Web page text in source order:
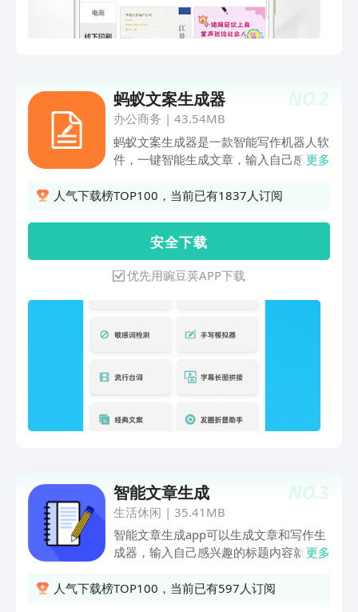
广、通知、节日祝福的模板。分类更精
细，使用更便捷。 2、它可以帮我们在
小哥都会飞快把你亲手设计好的作品带给
你。 3、它还有更优质的服务 【会员特
权】VIP会员，尊享十二特权，还送双重
大礼包。 【分享有奖】分享活动页面给
验。详情请见分享有奖活动界面。 官方
网址：www.itbour.com 客服电话：
027-87101355 客服微信：
17764566476
NO.2
蚂蚁文案生成器
办公商务 | 43.54MB
蚂蚁文案生成器是一款智能写作机器人软
件，一键智能生成文章，输入自己感兴趣
能齐全：文章生成写作，写作生成器、模
手，可以让你更多文字的朋友圈，敏感词
检测功能可以让你发表文字文章之前检测
一下各平台的敏感词，以免被拒绝。还有
更多功能如制作隐藏图，制作照片墙，九
典文案，流行台词，个性颜字，表情互转
更多
人气下载榜TOP100，当前已有1837人订阅
安 全 下 载
优先用豌豆荚APP下载
NO.3
智能文章生成
生活休闲 | 35.41MB
智能文章生成app可以生成文章和写作生
成器，输入自己感兴趣的标题内容就可以
制、编辑、分享和转发，语句通顺，操作
更多
人气下载榜TOP100，当前已有597人订阅